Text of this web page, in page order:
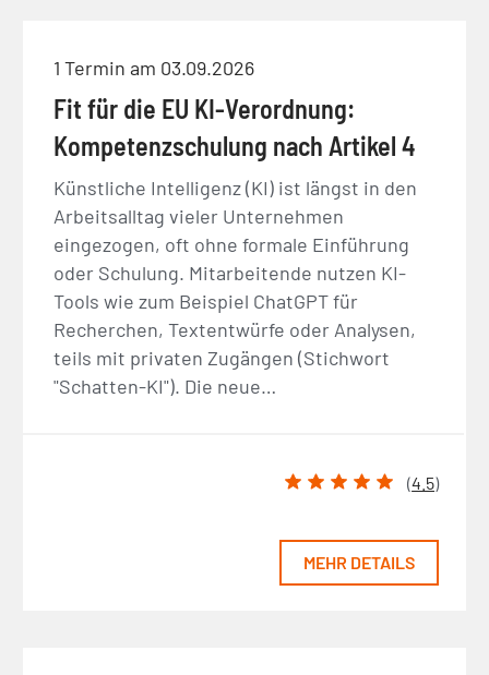
1 Termin am 03.09.2026
Fit für die EU KI-Verordnung:
Kompetenzschulung nach Artikel 4
Künstliche Intelligenz (KI) ist längst in den
Arbeitsalltag vieler Unternehmen
eingezogen, oft ohne formale Einführung
oder Schulung. Mitarbeitende nutzen KI-
Tools wie zum Beispiel ChatGPT für
Recherchen, Textentwürfe oder Analysen,
teils mit privaten Zugängen (Stichwort
"Schatten-KI"). Die neue…
(4.5)
MEHR DETAILS